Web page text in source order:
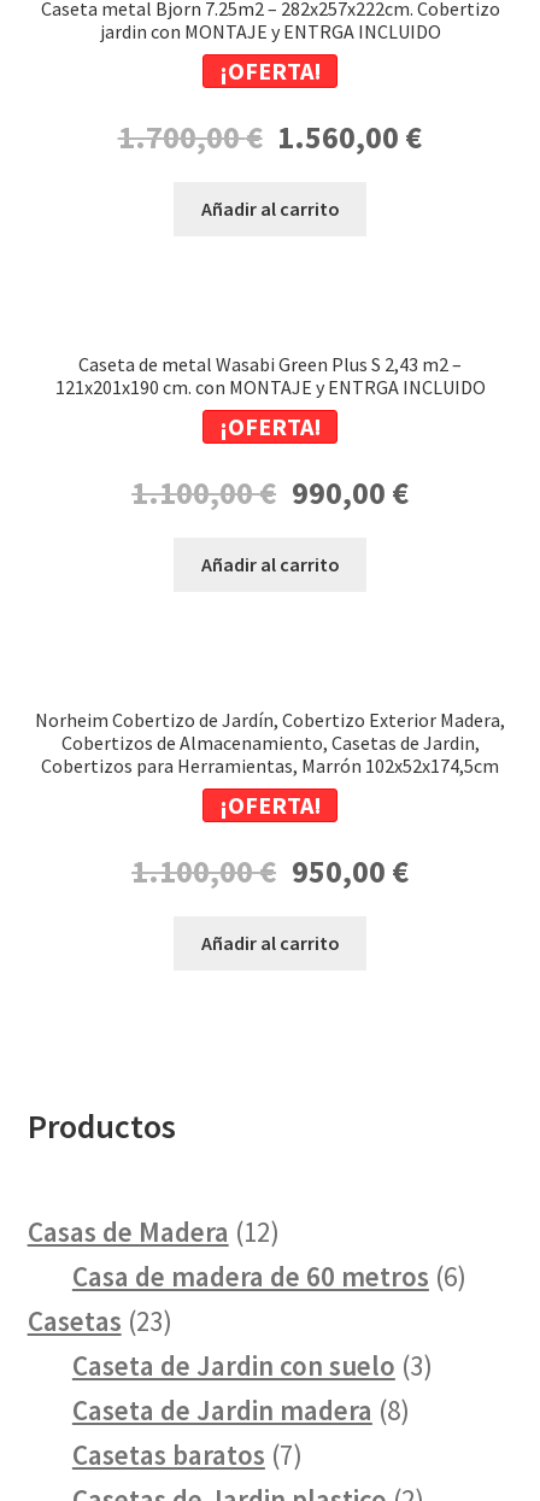
Caseta metal Bjorn 7.25m2 – 282x257x222cm. Cobertizo
jardin con MONTAJE y ENTRGA INCLUIDO
¡OFERTA!
1.700,00€ El
precio
era:
1.560,00 €El
Añadir al carrito
Caseta de metal Wasabi Green Plus S 2,43 m2 –
121x201x190 cm. con MONTAJE y ENTRGA INCLUIDO
¡OFERTA!
1.100,00€
El
precio
era:
990,00 €El
Añadir al carrito
Norheim Cobertizo de Jardín, Cobertizo Exterior Madera,
Cobertizos de Almacenamiento, Casetas de Jardin,
Cobertizos para Herramientas, Marrón 102x52x174,5cm
¡OFERTA!
1.100,00€
El
precio
era:
950,00 €El
precio
Añadir al carrito
Productos
Casas de Madera 1212
productos
Casa de madera de 60 metros 66
Casetas 2323
productos
Caseta de Jardin con suelo 33
Caseta de Jardin madera 88
Casetas baratos 77